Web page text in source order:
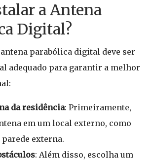
a Antena
Digital?
parabólica digital deve ser
adequado para garantir a melhor
da residência: Primeiramente,
em um local externo, como
externa.
: Além disso, escolha um